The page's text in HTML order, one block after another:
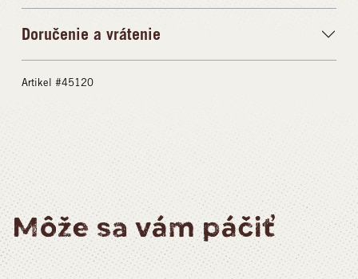
Doručenie a vrátenie
Artikel #45120
Môže sa vám páčiť